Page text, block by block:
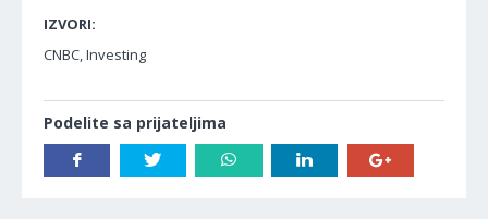
IZVORI:
CNBC, Investing
Podelite sa prijateljima